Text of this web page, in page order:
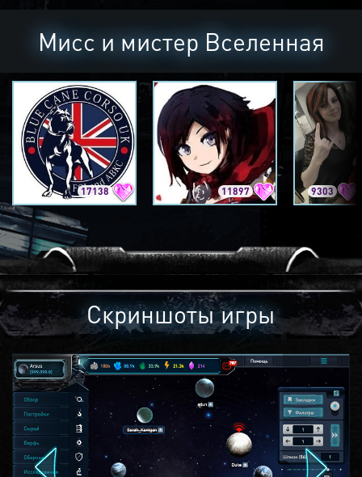
Мисс и мистер Вселенная
17138 11897 9303
Скриншоты игры